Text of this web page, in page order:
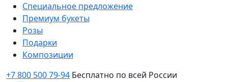
Специальное предложение
Премиум букеты
Розы
Подарки
Композиции
+7 800 500 79-94 Бесплатно по всей России